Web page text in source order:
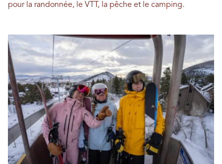
pour la randonnée, le VTT, la pêche et le camping.